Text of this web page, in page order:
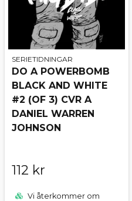
SERIETIDNINGAR
DO A POWERBOMB
BLACK AND WHITE
#2 (OF 3) CVR A
DANIEL WARREN
JOHNSON
112 kr
Vi återkommer om